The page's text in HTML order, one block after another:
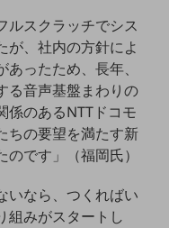
ルスクラッチでシス
が、社内の方針によ
ったため、長年、
る音声基盤まわりの
係のあるNTTドコモ
ちの要望を満たす新
です」（福岡氏）
いなら、つくればい
組みがスタートし